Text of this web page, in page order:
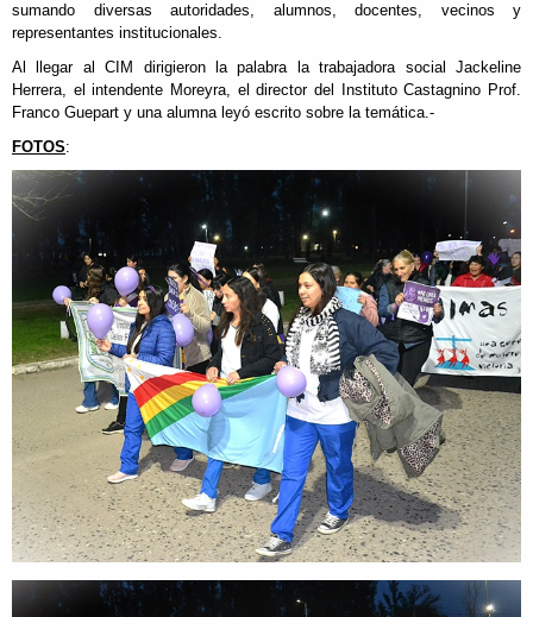
sumando diversas autoridades, alumnos, docentes, vecinos y
representantes institucionales.
Al llegar al CIM dirigieron la palabra la trabajadora social Jackeline
Herrera, el intendente Moreyra, el director del Instituto Castagnino Prof.
Franco Guepart y una alumna leyó escrito sobre la temática.-
FOTOS: